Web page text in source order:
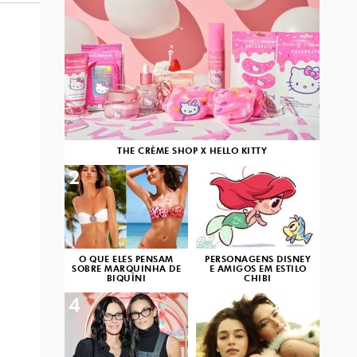
THE CRÈME SHOP X HELLO KITTY
O QUE ELES PENSAM
SOBRE MARQUINHA DE
BIQUÍNI
2
PERSONAGENS DISNEY
E AMIGOS EM ESTILO
CHIBI
3
4